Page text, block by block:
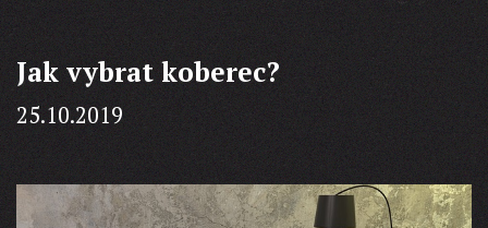
Jak vybrat koberec?
25.10.2019